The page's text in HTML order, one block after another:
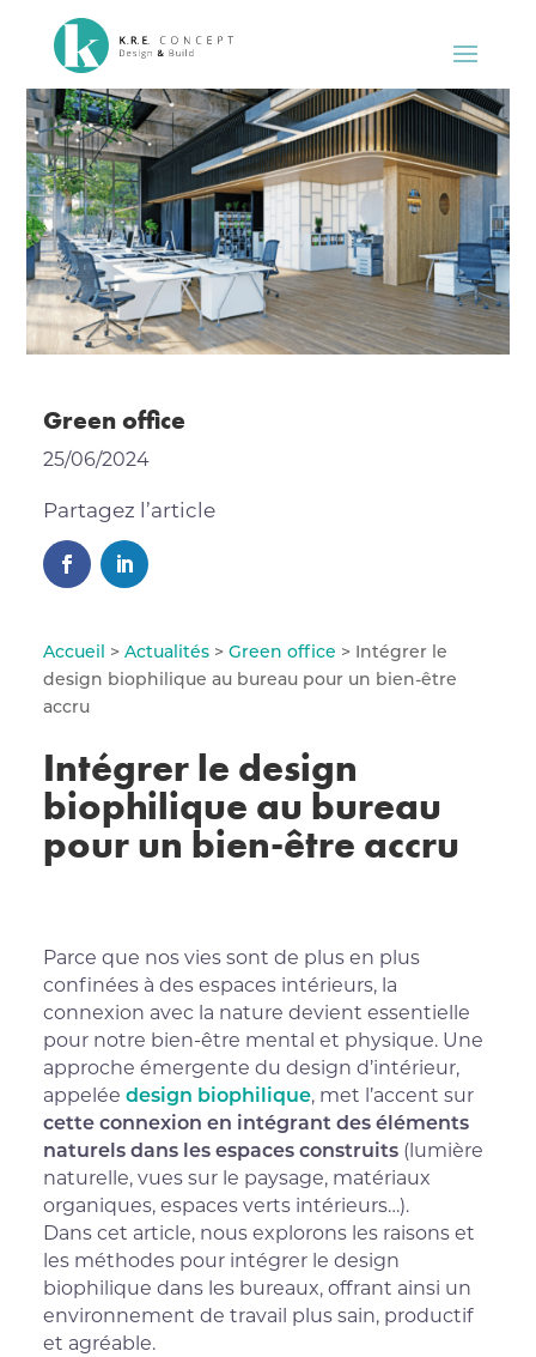
Green office
25/06/2024
Partagez l’article
Accueil >Actualités >Green office > Intégrer le
design biophilique au bureau pour un bien-être
accru
Intégrer le design
biophilique au bureau
pour un bien-être accru
Parce que nos vies sont de plus en plus
confinées à des espaces intérieurs, la
connexion avec la nature devient essentielle
pour notre bien-être mental et physique. Une
approche émergente du design d’intérieur,
appeléedesign biophilique, met l’accent sur
cette connexion en intégrant des éléments
naturels dans les espaces construits (lumière
naturelle, vues sur le paysage, matériaux
organiques, espaces verts intérieurs…).
Dans cet article, nous explorons les raisons et
les méthodes pour intégrer le design
biophilique dans les bureaux, offrant ainsi un
environnement de travail plus sain, productif
et agréable.